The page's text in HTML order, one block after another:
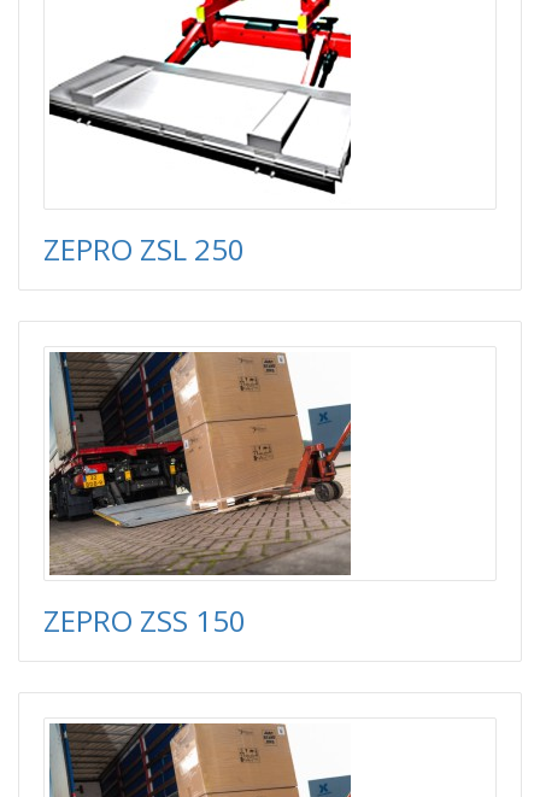
ZEPRO ZSL 250
ZEPRO ZSS 150